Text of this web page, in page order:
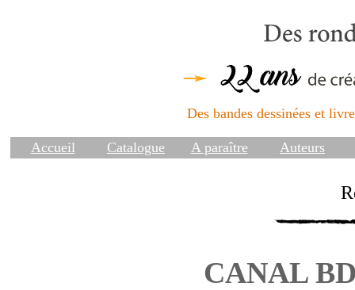
Des bandes dessinées et
Accueil Catalogue A paraître Auteurs
CANAL